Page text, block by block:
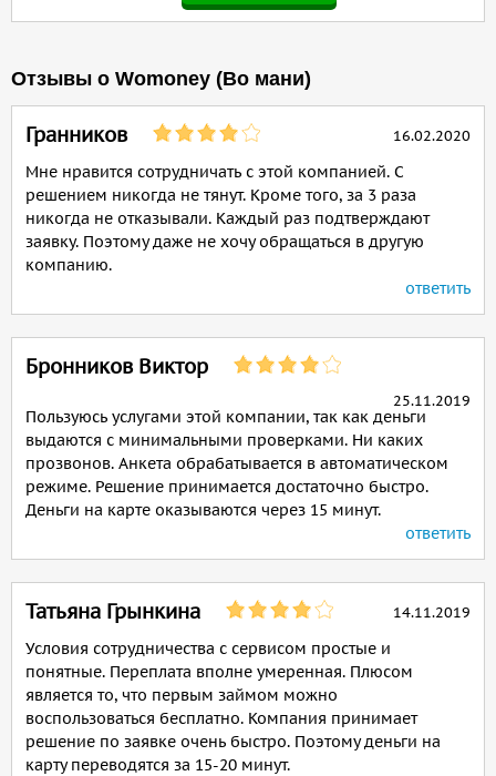
Отзывы о Womoney (Во мани)
Гранников 16.02.2020
Мне нравится сотрудничать с этой компанией. С
решением никогда не тянут. Кроме того, за 3 раза
никогда не отказывали. Каждый раз подтверждают
заявку. Поэтому даже не хочу обращаться в другую
компанию.
ответить
Бронников Виктор
25.11.2019
Пользуюсь услугами этой компании, так как деньги
выдаются с минимальными проверками. Ни каких
прозвонов. Анкета обрабатывается в автоматическом
режиме. Решение принимается достаточно быстро.
Деньги на карте оказываются через 15 минут.
ответить
Татьяна Грынкина 14.11.2019
Условия сотрудничества с сервисом простые и
понятные. Переплата вполне умеренная. Плюсом
является то, что первым займом можно
воспользоваться бесплатно. Компания принимает
решение по заявке очень быстро. Поэтому деньги на
карту переводятся за 15-20 минут.